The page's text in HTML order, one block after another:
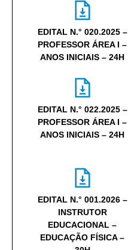
EDITAL N.° 020.2025 –
PROFESSOR ÁREA I –
ANOS INICIAIS – 24H
EDITAL N.° 022.2025 –
PROFESSOR ÁREA I –
ANOS INICIAIS – 24H
EDITAL N.° 001.2026 –
INSTRUTOR
EDUCACIONAL –
EDUCAÇÃO FÍSICA –